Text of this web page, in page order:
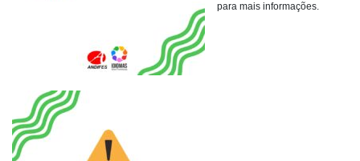
para mais informações.